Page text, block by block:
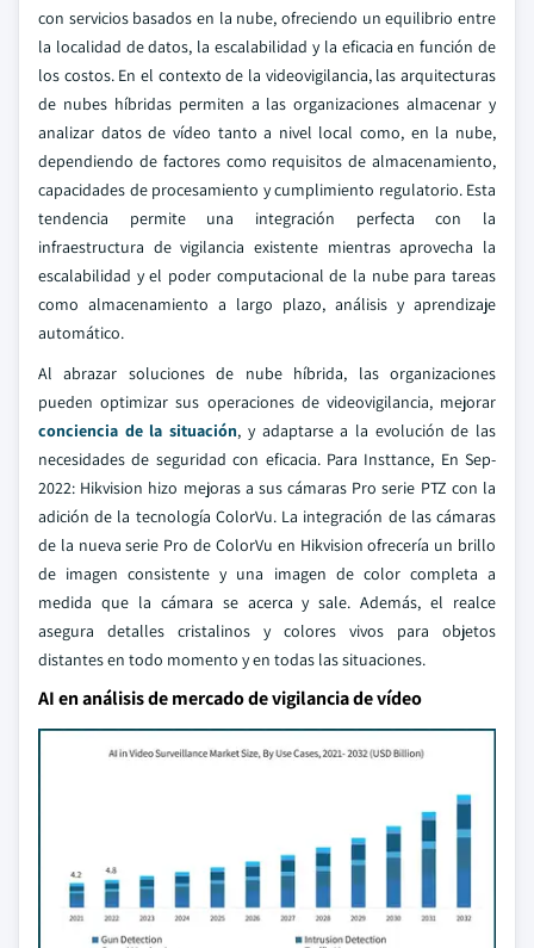
con servicios basados en la nube, ofreciendo un equilibrio entre
la localidad de datos, la escalabilidad y la eficacia en función de
los costos. En el contexto de la videovigilancia, las arquitecturas
de nubes híbridas permiten a las organizaciones almacenar y
analizar datos de vídeo tanto a nivel local como, en la nube,
dependiendo de factores como requisitos de almacenamiento,
capacidades de procesamiento y cumplimiento regulatorio. Esta
tendencia permite una integración perfecta con la
infraestructura de vigilancia existente mientras aprovecha la
escalabilidad y el poder computacional de la nube para tareas
como almacenamiento a largo plazo, análisis y aprendizaje
automático.
Al abrazar soluciones de nube híbrida, las organizaciones
pueden optimizar sus operaciones de videovigilancia, mejorar
conciencia de la situación, y adaptarse a la evolución de las
necesidades de seguridad con eficacia. Para Insttance, En Sep-
2022: Hikvision hizo mejoras a sus cámaras Pro serie PTZ con la
adición de la tecnología ColorVu. La integración de las cámaras
de la nueva serie Pro de ColorVu en Hikvision ofrecería un brillo
de imagen consistente y una imagen de color completa a
medida que la cámara se acerca y sale. Además, el realce
asegura detalles cristalinos y colores vivos para objetos
distantes en todo momento y en todas las situaciones.
AI en análisis de mercado de vigilancia de vídeo